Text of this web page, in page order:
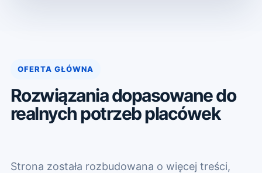
OFERTA GŁÓWNA
Rozwiązania dopasowane do
realnych potrzeb placówek
Strona została rozbudowana o więcej treści,